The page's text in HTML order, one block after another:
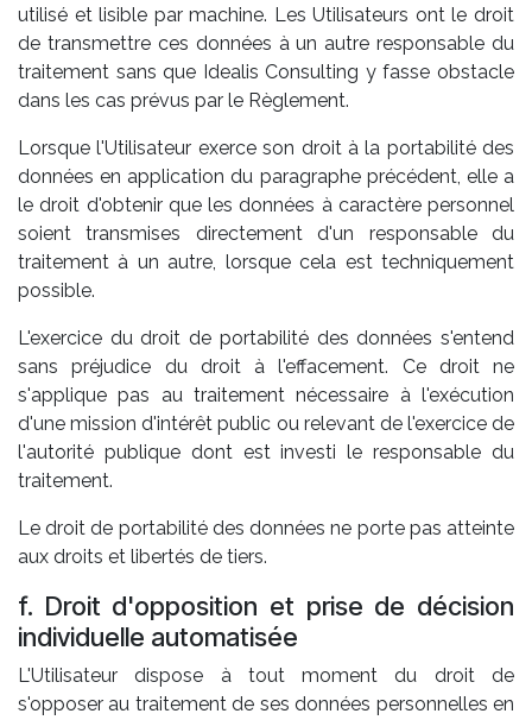
utilisé et lisible par machine. Les Utilisateurs ont le droit
de transmettre ces données à un autre responsable du
traitement sans que Idealis Consulting y fasse obstacle
dans les cas prévus par le Règlement.
Lorsque l'Utilisateur exerce son droit à la portabilité des
données en application du paragraphe précédent, elle a
le droit d'obtenir que les données à caractère personnel
soient transmises directement d'un responsable du
traitement à un autre, lorsque cela est techniquement
possible.
L'exercice du droit de portabilité des données s'entend
sans préjudice du droit à l'effacement. Ce droit ne
s'applique pas au traitement nécessaire à l'exécution
d'une mission d'intérêt public ou relevant de l'exercice de
l'autorité publique dont est investi le responsable du
traitement.
Le droit de portabilité des données ne porte pas atteinte
aux droits et libertés de tiers.
f. Droit d'opposition et prise de décision
individuelle automatisée
L'Utilisateur dispose à tout moment du droit de
s'opposer au traitement de ses données personnelles en